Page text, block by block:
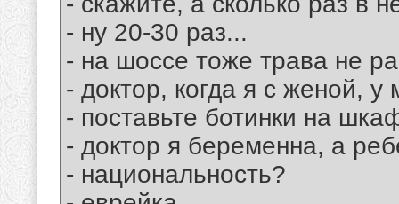
- ну 20-30 раз...
- на шоссе тоже трава не
- доктор, когда я с женой,
- поставьте ботинки на
- доктор я беременна, а
- национальность?